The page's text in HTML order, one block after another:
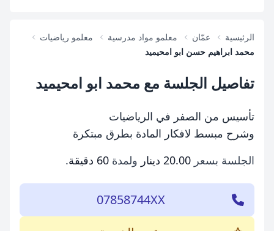
الرئيسية عمّان معلمو مواد مدرسية
معلمو رياضيات
محمد ابراهيم حسن ابو امحيميد
تفاصيل الجلسة مع محمد ابو امحيميد
تأسيس من الصفر في الرياضيات
وشرح مبسط لافكار المادة بطرق مبتكرة
الجلسة بسعر 20.00 دينار ولمدة 60 دقيقة .
07858744XX